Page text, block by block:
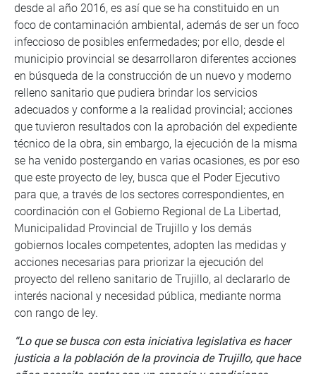
desde al año 2016, es así que se ha constituido en un
foco de contaminación ambiental, además de ser un foco
infeccioso de posibles enfermedades; por ello, desde el
municipio provincial se desarrollaron diferentes acciones
en búsqueda de la construcción de un nuevo y moderno
relleno sanitario que pudiera brindar los servicios
adecuados y conforme a la realidad provincial; acciones
que tuvieron resultados con la aprobación del expediente
técnico de la obra, sin embargo, la ejecución de la misma
se ha venido postergando en varias ocasiones, es por eso
que este proyecto de ley, busca que el Poder Ejecutivo
para que, a través de los sectores correspondientes, en
coordinación con el Gobierno Regional de La Libertad,
Municipalidad Provincial de Trujillo y los demás
gobiernos locales competentes, adopten las medidas y
acciones necesarias para priorizar la ejecución del
proyecto del relleno sanitario de Trujillo, al declararlo de
interés nacional y necesidad pública, mediante norma
con rango de ley.
“Lo que se busca con esta iniciativa legislativa es hacer
justicia a la población de la provincia de Trujillo, que hace